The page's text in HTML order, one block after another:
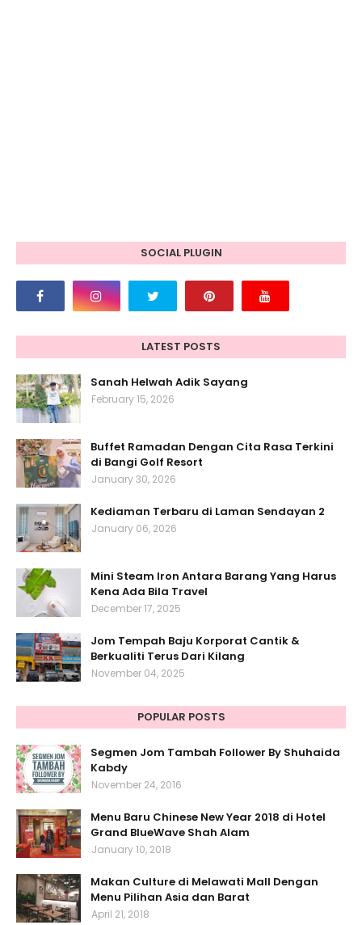
SOCIAL PLUGIN
LATEST POSTS
Sanah Helwah Adik Sayang
February 15, 2026
Buffet Ramadan Dengan Cita Rasa Terkini
di Bangi Golf Resort
January 30, 2026
Kediaman Terbaru di Laman Sendayan 2
January 06, 2026
Mini Steam Iron Antara Barang Yang Harus
Kena Ada Bila Travel
December 17, 2025
Jom Tempah Baju Korporat Cantik &
Berkualiti Terus Dari Kilang
November 04, 2025
POPULAR POSTS
Segmen Jom Tambah Follower By Shuhaida
Kabdy
November 24, 2016
Menu Baru Chinese New Year 2018 di Hotel
Grand BlueWave Shah Alam
January 10, 2018
Makan Culture di Melawati Mall Dengan
Menu Pilihan Asia dan Barat
April 21, 2018